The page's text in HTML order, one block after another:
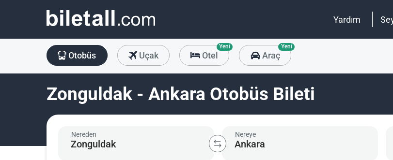
Yardım
Otobüs Uçak Otel
Yeni
Araç
Yeni
Zonguldak - Ankara Otobüs Bileti
Nereden Nereye